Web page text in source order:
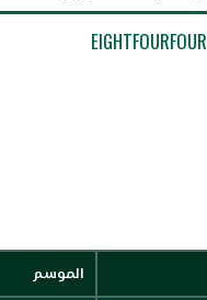
EIGHTFOURFOUR
الموسم